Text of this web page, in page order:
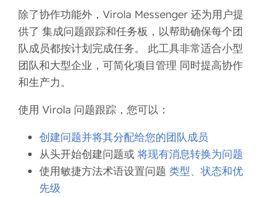
除了协作功能外，Virola Messenger 还为用户提
供了集成问题跟踪和任务板 ，以帮助确保每个团
队成员都按计划完成任务。 此工具非常适合小型
团队和大型企业，可简化项目管理 同时提高协作
和生产力。
使用 Virola 问题跟踪，您可以：
创建问题并将其分配给您的团队成员
从头开始创建问题或将现有消息转换为问题
使用敏捷方法术语设置问题类型、状态和优
先级